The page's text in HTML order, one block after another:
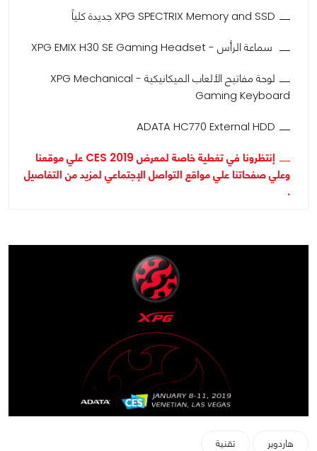
XPG SPECTRIX Memory and SSD جديدة كلياً
سماعة الرأس - XPG EMIX H30 SE Gaming Headset
لوحة مفاتيح الألعاب الميكانيكية - XPG Mechanical
Gaming Keyboard
ADATA HC770 External HDD
إنتظرونا في تغطية خاصة لمعرض CES 2019 علي موقعنا
وعلي صفحاتنا علي مواقع التواصل الإجتماعي لمزيد من التفاصيل
.
هاردوير تقنية